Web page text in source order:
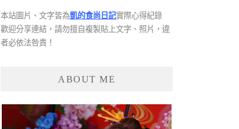
本站圖片、文字皆為凱的食尚日記實際心得紀錄
歡迎分享連結，請勿擅自複製貼上文字、照片，違
者必依法咎責！
ABOUT ME